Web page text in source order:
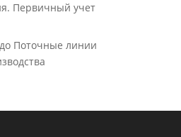
Первичный учет
Поточные линии